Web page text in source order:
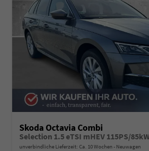
Skoda Octavia Combi
Selection 1.5 eTSI mHEV 115PS/
unverbindliche Lieferzeit: Ca. 10 Wochen Neuwagen